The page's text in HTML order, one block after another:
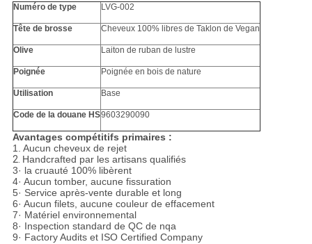
Numéro de type LVG-002
Tête de brosse Cheveux 100% libres de Taklon de Vegan
Olive Laiton de ruban de lustre
Poignée Poignée en bois de nature
Utilisation Base
Code de la douane HS9603290090
Avantages compétitifs primaires :
1. Aucun cheveux de rejet
2. Handcrafted par les artisans qualifiés
3· la cruauté 100% libèrent
4· Aucun tomber, aucune fissuration
5· Service après-vente durable et long
6· Aucun filets, aucune couleur de effacement
7· Matériel environnemental
8· Inspection standard de QC de nqa
9· Factory Audits et ISO Certified Company